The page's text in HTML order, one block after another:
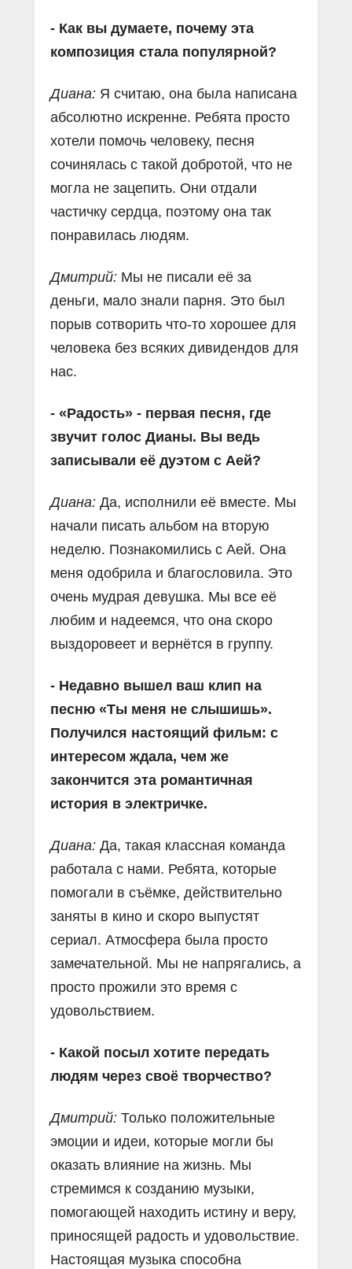
- Как вы думаете, почему эта
композиция стала популярной?
Диана: Я считаю, она была написана
абсолютно искренне. Ребята просто
хотели помочь человеку, песня
сочинялась с такой добротой, что не
могла не зацепить. Они отдали
частичку сердца, поэтому она так
понравилась людям.
Дмитрий: Мы не писали её за
деньги, мало знали парня. Это был
порыв сотворить что-то хорошее для
человека без всяких дивидендов для
нас.
- «Радость» - первая песня, где
звучит голос Дианы. Вы ведь
записывали её дуэтом с Аей?
Диана: Да, исполнили её вместе. Мы
начали писать альбом на вторую
неделю. Познакомились с Аей. Она
меня одобрила и благословила. Это
очень мудрая девушка. Мы все её
любим и надеемся, что она скоро
выздоровеет и вернётся в группу.
- Недавно вышел ваш клип на
песню «Ты меня не слышишь».
Получился настоящий фильм: с
интересом ждала, чем же
закончится эта романтичная
история в электричке.
Диана: Да, такая классная команда
работала с нами. Ребята, которые
помогали в съёмке, действительно
заняты в кино и скоро выпустят
сериал. Атмосфера была просто
замечательной. Мы не напрягались, а
просто прожили это время с
удовольствием.
- Какой посыл хотите передать
людям через своё творчество?
Дмитрий: Только положительные
эмоции и идеи, которые могли бы
оказать влияние на жизнь. Мы
стремимся к созданию музыки,
помогающей находить истину и веру,
приносящей радость и удовольствие.
Настоящая музыка способна